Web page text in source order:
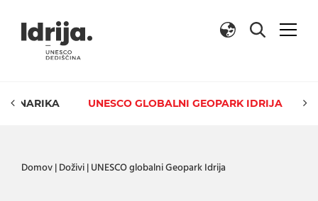
UNESCO GLOBALNI GEOPARK IDRIJA
Domov Doživi UNESCO globalni Geopark Idrija